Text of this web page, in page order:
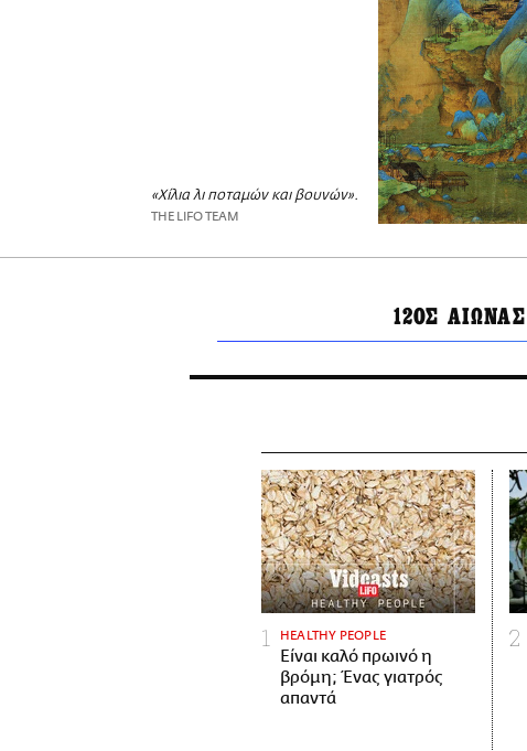
«Χίλια λι ποταμών και βουνών».
THE LIFO TEAM
12ΟΣ ΑΙΩΝΑΣ
HEALTHY PEOPLE
Είναι καλό πρωινό η
βρόμη; Ένας γιατρός
απαντά